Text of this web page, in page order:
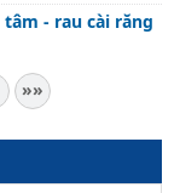
- rau cài răng
»»